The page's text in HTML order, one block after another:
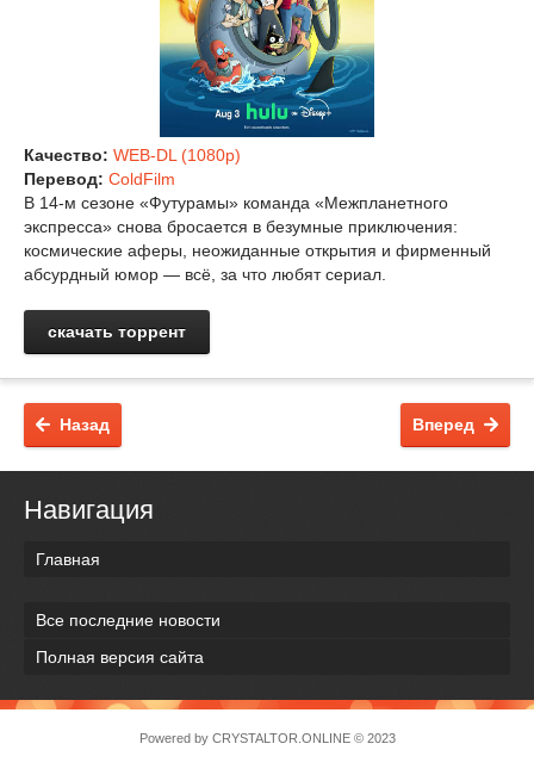
Качество: WEB-DL (1080p)
Перевод: ColdFilm
В 14‑м сезоне «Футурамы» команда «Межпланетного
экспресса» снова бросается в безумные приключения:
космические аферы, неожиданные открытия и фирменный
абсурдный юмор — всё, за что любят сериал.
скачать торрент
Назад Вперед
Навигация
Главная
Все последние новости
Полная версия сайта
Powered by CRYSTALTOR.ONLINE© 2023